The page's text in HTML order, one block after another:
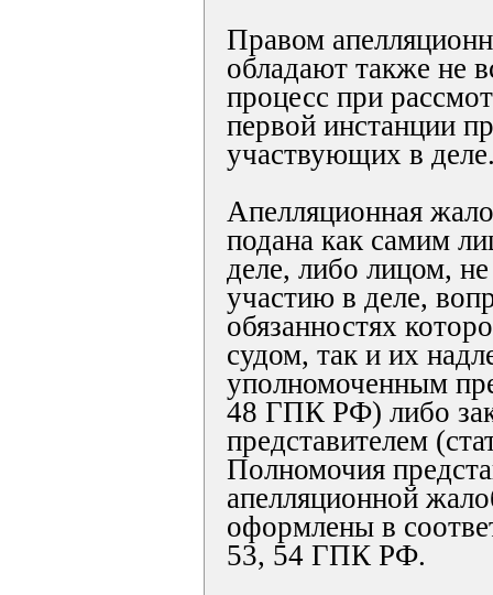
Правом
обладают также не
процесс при
первой инстанции
участвующих в
Апелляционная
подана как самим
деле, либо лицом,
участию в деле,
обязанностях
судом, так и их
уполномоченным
48 ГПК РФ) либо
представителем
Полномочия
апелляционной
оформлены в
53, 54 ГПК РФ.